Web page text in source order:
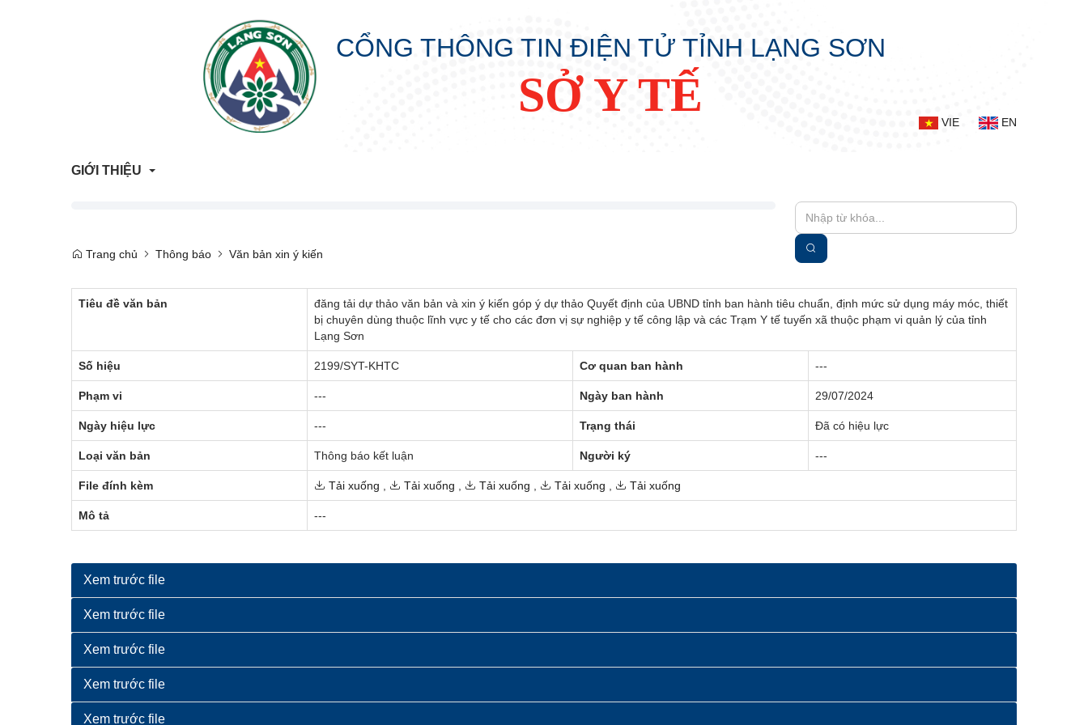
CỔNG THÔNG TIN ĐIỆN TỬ TỈNH LẠNG SƠN
SỞ Y TẾ
VIE EN
GIỚI THIỆU
Trang chủ Thông báo Văn bản xin ý kiến
Tiêu đề văn bản
đăng tải dự thảo văn bản và xin ý kiến góp ý dự thảo Quyết định của UBND tỉnh ban hành tiêu chuẩn, định mức sử dụng máy móc, thiết
bị chuyên dùng thuộc lĩnh vực y tế cho các đơn vị sự nghiệp y tế công lập và các Trạm Y tế tuyến xã thuộc phạm vi quản lý của tỉnh
Lạng Sơn
Số hiệu 2199/SYT-KHTC Cơ quan ban hành ---
Phạm vi --- Ngày ban hành 29/07/2024
Ngày hiệu lực --- Trạng thái Đã có hiệu lực
Loại văn bản Thông báo kết luận Người ký ---
File đính kèm Tải xuống Tải xuống Tải xuống Tải xuống Tải xuống
Mô tả ---
Xem trước file
Xem trước file
Xem trước file
Xem trước file
Xem trước file